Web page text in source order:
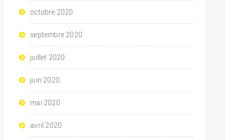
octobre 2020
septembre 2020
juillet 2020
juin 2020
mai 2020
avril 2020